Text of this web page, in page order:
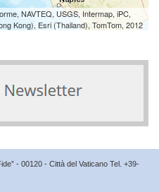
NAVTEQ, USGS, Intermap, iPC,
Kong), Esri (Thailand), TomTom, 2012
- 00120 - Città del Vaticano Tel. +39-